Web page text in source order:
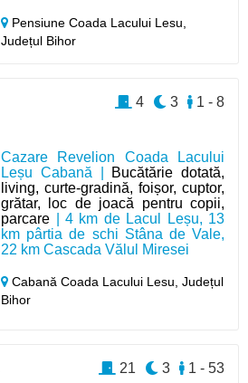
Pensiune Coada Lacului Lesu,
Județul Bihor
Cazare Revelion Coada Lacului
Leșu Cabană |
Bucătărie dotată,
living, curte-gradină, foișor, cuptor,
grătar, loc de joacă pentru copii,
parcare | 4 km de Lacul Leșu, 13
km pârtia de schi Stâna de Vale,
22 km Cascada Vălul Miresei
Cabană Coada Lacului Lesu,Județul
Bihor
1 - 8
3
4
1 - 53
3
21